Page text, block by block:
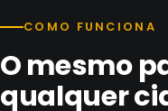
COMO FUNCIONA
O mesmo
qualquer